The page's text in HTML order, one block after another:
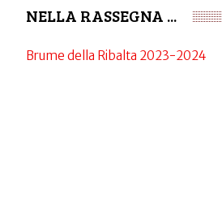
NELLA RASSEGNA ...
Brume della Ribalta 2023-2024